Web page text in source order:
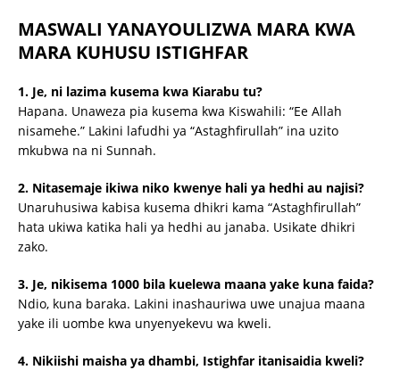
MASWALI YANAYOULIZWA MARA KWA
MARA KUHUSU ISTIGHFAR
1. Je, ni lazima kusema kwa Kiarabu tu?
Hapana. Unaweza pia kusema kwa Kiswahili: “Ee Allah
nisamehe.” Lakini lafudhi ya “Astaghfirullah” ina uzito
mkubwa na ni Sunnah.
2. Nitasemaje ikiwa niko kwenye hali ya hedhi au najisi?
Unaruhusiwa kabisa kusema dhikri kama “Astaghfirullah”
hata ukiwa katika hali ya hedhi au janaba. Usikate dhikri
zako.
3. Je, nikisema 1000 bila kuelewa maana yake kuna faida?
Ndio, kuna baraka. Lakini inashauriwa uwe unajua maana
yake ili uombe kwa unyenyekevu wa kweli.
4. Nikiishi maisha ya dhambi, Istighfar itanisaidia kweli?